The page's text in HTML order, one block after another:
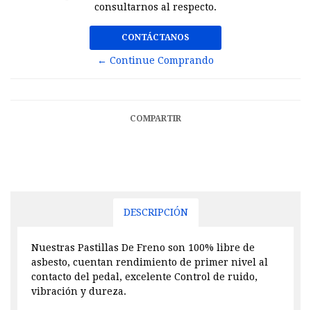
consultarnos al respecto.
CONTÁCTANOS
← Continue Comprando
COMPARTIR
DESCRIPCIÓN
Nuestras Pastillas De Freno son 100% libre de
asbesto, cuentan rendimiento de primer nivel al
contacto del pedal, excelente Control de ruido,
vibración y dureza.